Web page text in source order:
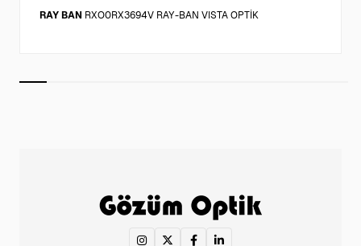
RAY BAN RXO0RX3694V RAY-BAN VISTA OPTİK